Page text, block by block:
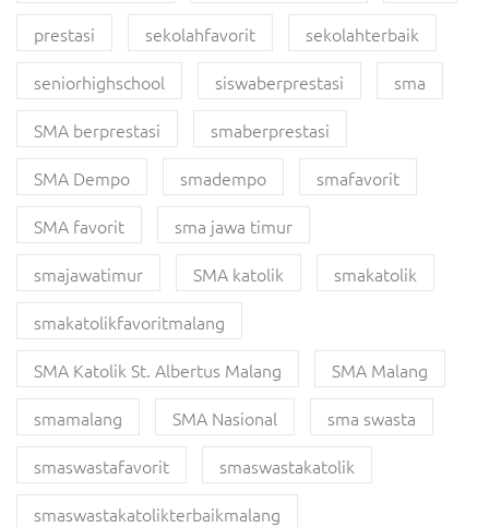
prestasi
sekolahfavorit
sekolahterbaik
seniorhighschool
siswaberprestasi
sma
SMA berprestasi
smaberprestasi
SMA Dempo
smadempo
smafavorit
SMA favorit
sma jawa timur
smajawatimur
SMA katolik
smakatolik
smakatolikfavoritmalang
SMA Katolik St. Albertus Malang
SMA Malang
smamalang
SMA Nasional
sma swasta
smaswastafavorit
smaswastakatolik
smaswastakatolikterbaikmalang